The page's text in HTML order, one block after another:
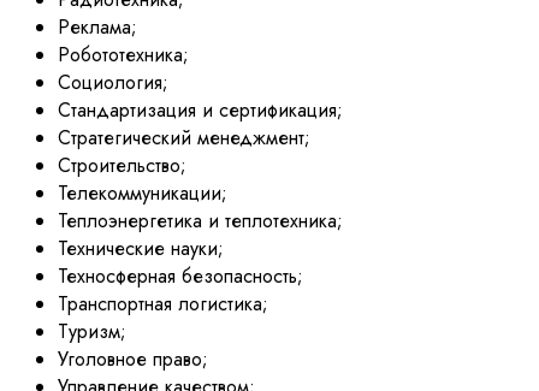
Реклама;
Робототехника;
Социология;
Стандартизация и сертификация;
Стратегический менеджмент;
Строительство;
Телекоммуникации;
Теплоэнергетика и теплотехника;
Технические науки;
Техносферная безопасность;
Транспортная логистика;
Туризм;
Уголовное право;